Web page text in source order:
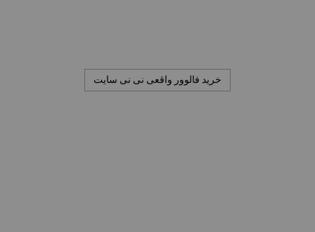
خرید فالوور واقعی نی نی سایت